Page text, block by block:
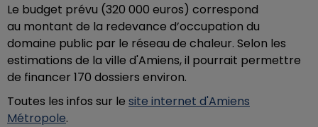
Le budget prévu (320 000 euros) correspond
au montant de la redevance d’occupation du
domaine public par le réseau de chaleur. Selon les
estimations de la ville d'Amiens, il pourrait permettre
de financer 170 dossiers environ.
Toutes les infos sur le site internet d'Amiens
Métropole.